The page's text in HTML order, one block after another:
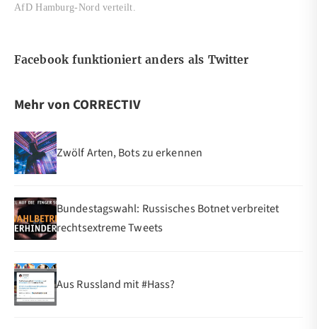
AfD Hamburg-Nord verteilt.
Facebook funktioniert anders als Twitter
Mehr von CORRECTIV
Zwölf Arten, Bots zu erkennen
Bundestagswahl: Russisches Botnet verbreitet
rechtsextreme Tweets
Aus Russland mit #Hass?